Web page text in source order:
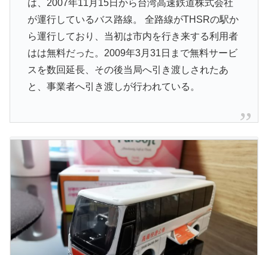
は、2007年11月15日から台湾高速鉄道株式会社
が運行しているバス路線。 全路線がTHSRの駅か
ら運行しており、当初は市内を行き来する利用者
はは無料だった。2009年3月31日まで無料サービ
スを数回延長、その後当局へ引き渡しされたあ
と、事業者へ引き渡しが行われている。